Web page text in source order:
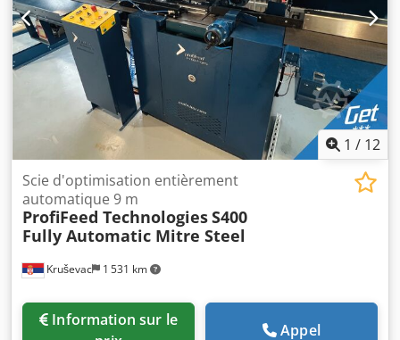
1 / 12
Kruševac 1 531 km
Scie d'optimisation entièrement
automatique 9 m
ProfiFeed TechnologiesS400
Fully Automatic Mitre Steel
Appel